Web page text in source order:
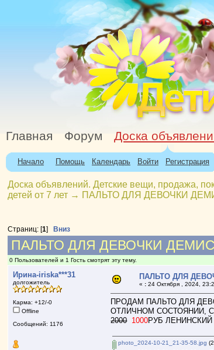
Главная Форум Доска
Начало Помощь Календарь Войти Регистрация
Доска объявлений. Детские вещи, продажа,
детей от 7 лет → ПАЛЬТО ДЛЯ ДЕВОЧКИ
Страниц: [1] Вниз
ПАЛЬТО ДЛЯ ДЕВОЧКИ
0 Пользователей и 1 Гость смотрят эту тему.
Ирина-iriska***31
долгожитель
Карма: +12/-0
Offline
Сообщений: 1176
ПАЛЬТО ДЛЯ
« : 24 Октября , 2024,
ПРОДАМ ПАЛЬТО ДЛЯ
ОТЛИЧНОМ СОСТОЯНИИ,
2000 1000РУБ ЛЕНИНСКИЙ
photo_2024-10-21_21-35-58.jpg